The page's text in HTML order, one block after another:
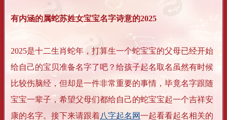
有内涵的属蛇苏姓女宝宝名字诗意的2025
2025是十二生肖蛇年，打算生一个蛇宝宝的父母已经开始
给自己的宝贝准备名字了吧？给孩子起名取名虽然有时候
比较伤脑经，但却是一件非常重要的事情，毕竟名字跟随
宝宝一辈子，希望父母们都给自己的蛇宝宝起一个吉祥安
康的名字。接下来请跟着八字起名网一起看看起名相关的